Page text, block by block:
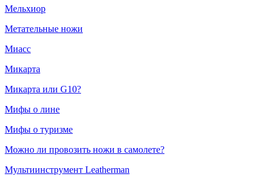
Мельхиор
Метательные ножи
Миасс
Микарта
Микарта или G10?
Мифы о лине
Мифы о туризме
Можно ли провозить ножи в самолете?
Мультиинструмент Leatherman